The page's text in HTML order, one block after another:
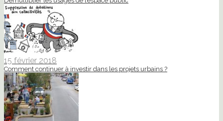
15 février 2018
Comment continuer à investir dans les projets urbains ?